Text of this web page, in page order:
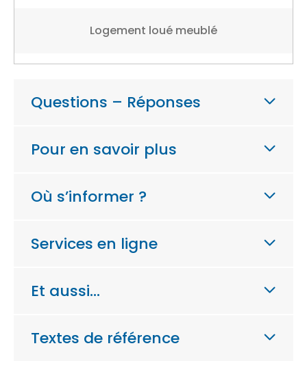
Logement loué meublé
Questions – Réponses
Pour en savoir plus
Où s’informer ?
Services en ligne
Et aussi…
Textes de référence